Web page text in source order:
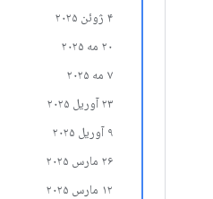
۴ ژوئن ۲۰۲۵
۲۰ مه ۲۰۲۵
۷ مه ۲۰۲۵
۲۳ آوریل ۲۰۲۵
۹ آوریل ۲۰۲۵
۲۶ مارس ۲۰۲۵
۱۲ مارس ۲۰۲۵